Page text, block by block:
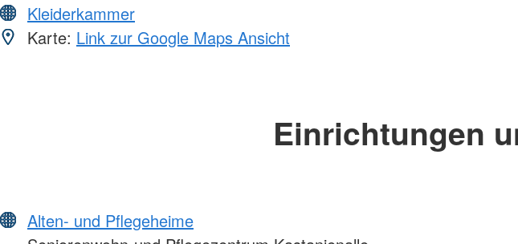
Kleiderkammer
Karte: Link zur Google Maps Ansicht
Einrichtungen
Alten- und Pflegeheime